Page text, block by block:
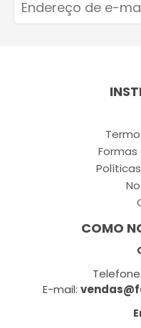
COMO
Telefone:
E-mail: